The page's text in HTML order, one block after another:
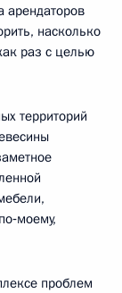
арендаторов
насколько
раз с целью
территорий
проблем